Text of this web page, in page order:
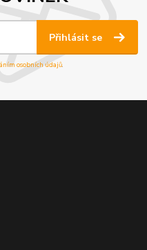
Přihlásit se
osobních údajů.